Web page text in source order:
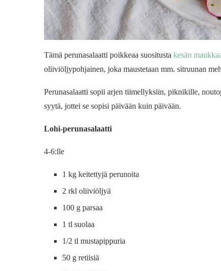
Tämä perunasalaatti poikkeaa suositusta kesän
oliiviöljypohjainen, joka maustetaan mm. sitruunan
Perunasalaatti sopii arjen tiimellyksiin, piknikille,
syytä, jottei se sopisi päivään kuin päivään.
Lohi-perunasalaatti
4-6:lle
1 kg keitettyjä perunoita
2 rkl oliiviöljyä
100 g parsaa
1 tl suolaa
1/2 tl mustapippuria
50 g retiisiä